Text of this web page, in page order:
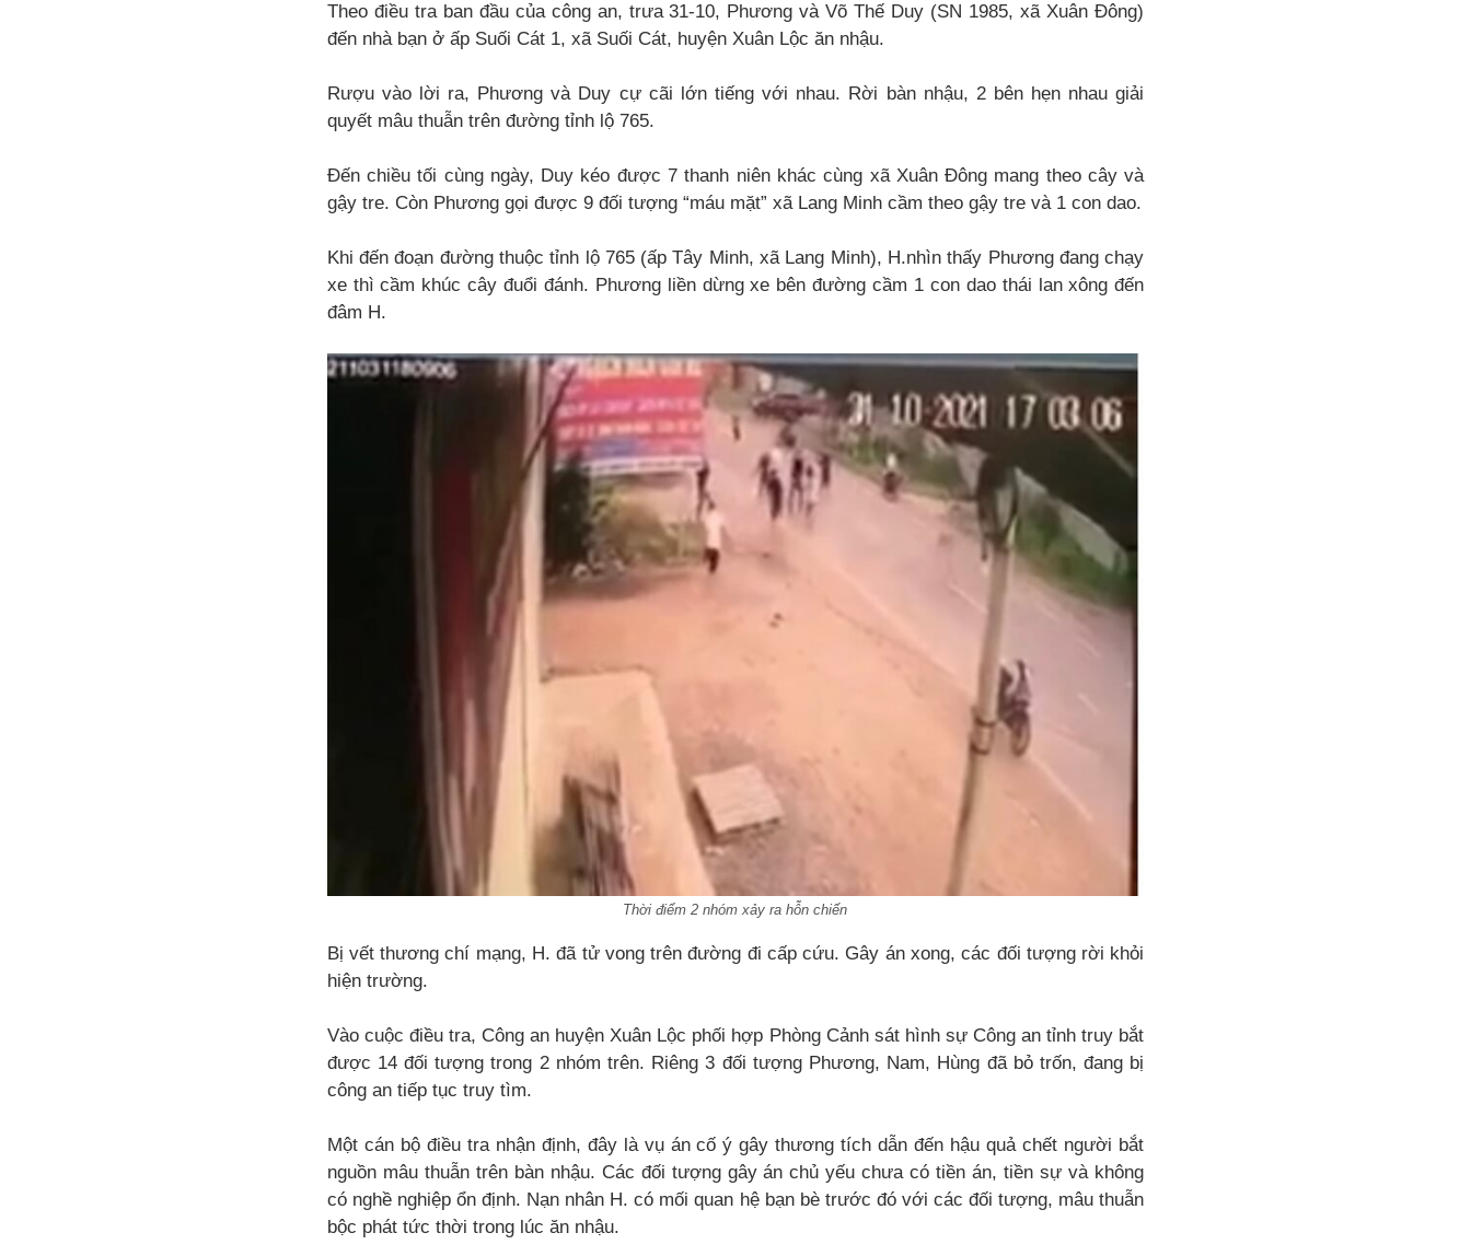
Theo điều tra ban đầu của công an, trưa 31-10, Phương và Võ Thế Duy (SN 1985, xã Xuân Đông)
đến nhà bạn ở ấp Suối Cát 1, xã Suối Cát, huyện Xuân Lộc ăn nhậu.
Rượu vào lời ra, Phương và Duy cự cãi lớn tiếng với nhau. Rời bàn nhậu, 2 bên hẹn nhau giải
quyết mâu thuẫn trên đường tỉnh lộ 765.
Đến chiều tối cùng ngày, Duy kéo được 7 thanh niên khác cùng xã Xuân Đông mang theo cây và
gậy tre. Còn Phương gọi được 9 đối tượng “máu mặt” xã Lang Minh cầm theo gậy tre và 1 con dao.
Khi đến đoạn đường thuộc tỉnh lộ 765 (ấp Tây Minh, xã Lang Minh), H.nhìn thấy Phương đang chạy
xe thì cầm khúc cây đuổi đánh. Phương liền dừng xe bên đường cầm 1 con dao thái lan xông đến
đâm H.
Thời điểm 2 nhóm xảy ra hỗn chiến
Bị vết thương chí mạng, H. đã tử vong trên đường đi cấp cứu. Gây án xong, các đối tượng rời khỏi
hiện trường.
Vào cuộc điều tra, Công an huyện Xuân Lộc phối hợp Phòng Cảnh sát hình sự Công an tỉnh truy bắt
được 14 đối tượng trong 2 nhóm trên. Riêng 3 đối tượng Phương, Nam, Hùng đã bỏ trốn, đang bị
công an tiếp tục truy tìm.
Một cán bộ điều tra nhận định, đây là vụ án cố ý gây thương tích dẫn đến hậu quả chết người bắt
nguồn mâu thuẫn trên bàn nhậu. Các đối tượng gây án chủ yếu chưa có tiền án, tiền sự và không
có nghề nghiệp ổn định. Nạn nhân H. có mối quan hệ bạn bè trước đó với các đối tượng, mâu thuẫn
bộc phát tức thời trong lúc ăn nhậu.